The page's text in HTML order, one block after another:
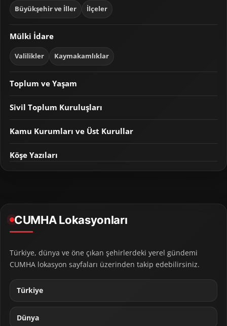
Büyükşehir ve İller İlçeler
Mülki İdare
Valilikler Kaymakamlıklar
Toplum ve Yaşam
Sivil Toplum Kuruluşları
Kamu Kurumları ve Üst Kurullar
Köşe Yazıları
CUMHA Lokasyonları
Türkiye, dünya ve öne çıkan şehirlerdeki yerel gündemi
CUMHA lokasyon sayfaları üzerinden takip edebilirsiniz.
Türkiye
Dünya